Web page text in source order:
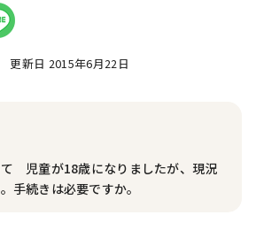
更新日 2015年6月22日
児童が18歳になりましたが、現況
手続きは必要ですか。